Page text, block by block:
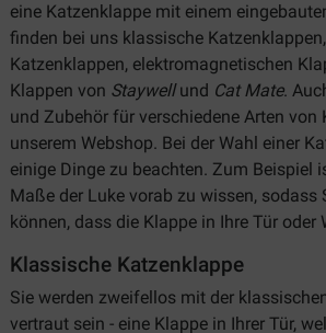
eine Katzenklappe mit einem
finden bei uns klassische
Katzenklappen, elektromagnetischen
Klappen von Staywellund Cat Mate.
und Zubehör für verschiedene Arten von
unserem Webshop. Bei der Wahl einer
einige Dinge zu beachten. Zum Beispiel
Maße der Luke vorab zu wissen, sodass
können, dass die Klappe in Ihre Tür oder
Klassische Katzenklappe
Sie werden zweifellos mit der
vertraut sein - eine Klappe in Ihrer Tür,